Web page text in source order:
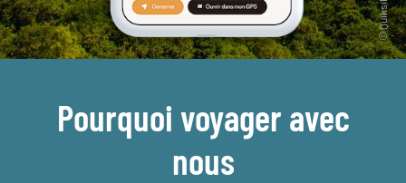
Pourquoi voyager avec
nous